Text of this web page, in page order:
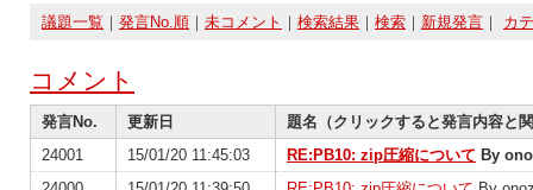
議題一覧 ｜ 発言No.順 ｜ 未コメント ｜ 検索結果 ｜ 検索 ｜ 新規発言 ｜ カ
コメント
発言No. 更新日
題名（クリックすると発言内容と
24001
15/01/20 11:45:03 RE:PB10: zip圧縮について By